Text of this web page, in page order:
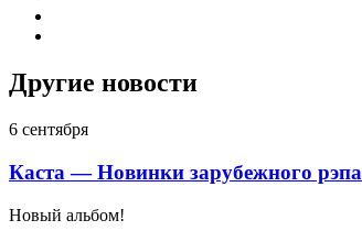
Другие новости
6 сентября
Каста — Новинки зарубежного рэпа
Новый альбом!